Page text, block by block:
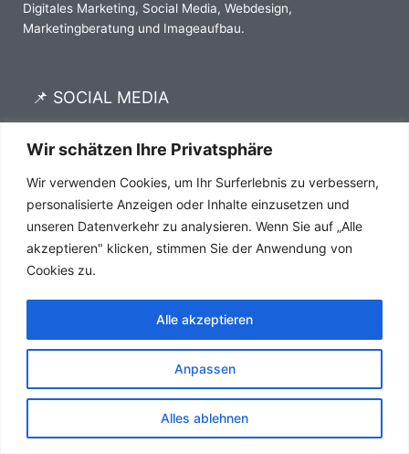
Wir schätzen Ihre Privatsphäre
Wir verwenden Cookies, um Ihr Surferlebnis zu verbessern,
personalisierte Anzeigen oder Inhalte einzusetzen und
unseren Datenverkehr zu analysieren. Wenn Sie auf „Alle
akzeptieren" klicken, stimmen Sie der Anwendung von
Cookies zu.
Anpassen
Alles ablehnen
Alle akzeptieren
Digitales Marketing, Social Media, Webdesign,
Marketingberatung und Imageaufbau.
📌 SOCIAL MEDIA
n
t
a
g
r
a
a
c
e
b
o
o
f
i
t
e
r
e
Impressum Datenschutz AGB´s